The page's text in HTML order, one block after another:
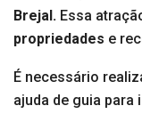
Brejal. Essa
propriedades e
É necessário
ajuda de guia para